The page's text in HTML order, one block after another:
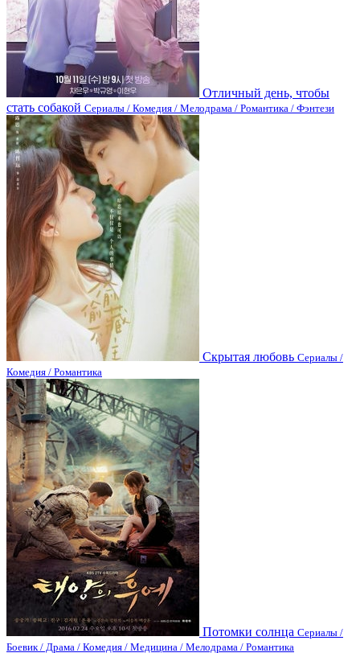
Отличный день, чтобы
стать собакой Сериалы / Комедия / Мелодрама / Романтика / Фэнтези
Скрытая любовь Сериалы /
Комедия / Романтика
Потомки солнца Сериалы /
Боевик / Драма / Комедия / Медицина / Мелодрама / Романтика